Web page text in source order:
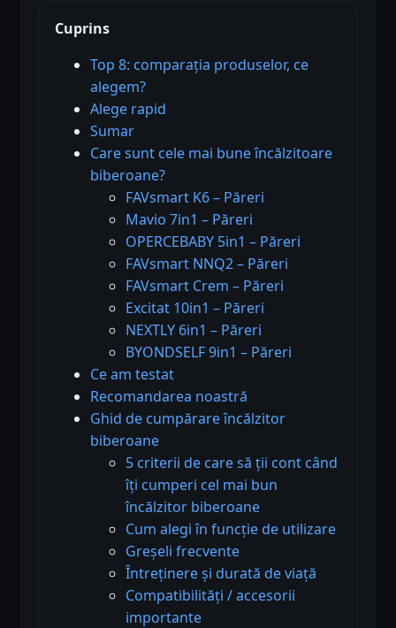
Cuprins
Top 8: comparația produselor, ce
alegem?
Alege rapid
Sumar
Care sunt cele mai bune încălzitoare
biberoane?
FAVsmart K6 – Păreri
Mavio 7in1 – Păreri
OPERCEBABY 5in1 – Păreri
FAVsmart NNQ2 – Păreri
FAVsmart Crem – Păreri
Excitat 10in1 – Păreri
NEXTLY 6in1 – Păreri
BYONDSELF 9in1 – Păreri
Ce am testat
Recomandarea noastră
Ghid de cumpărare încălzitor
biberoane
5 criterii de care să ții cont când
îți cumperi cel mai bun
încălzitor biberoane
Cum alegi în funcție de utilizare
Greșeli frecvente
Întreținere și durată de viață
Compatibilități / accesorii
importante